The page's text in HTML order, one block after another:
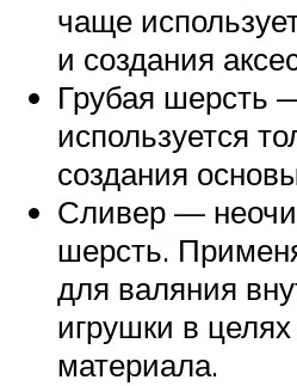
чаще
и создания
Грубая шерсть
используется
создания
Сливер —
шерсть.
для валяния
игрушки в
материала.